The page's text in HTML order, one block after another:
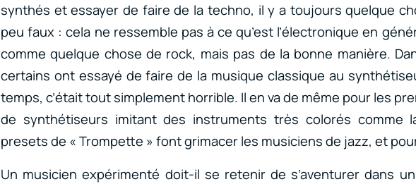
synthés et essayer de faire de la techno, il y a toujours quelque
peu faux : cela ne ressemble pas à ce qu’est l’électronique en
comme quelque chose de rock, mais pas de la bonne manière.
certains ont essayé de faire de la musique classique au
temps, c’était tout simplement horrible. Il en va de même pour les
de synthétiseurs imitant des instruments très colorés comme
presets de « Trompette » font grimacer les musiciens de jazz, et
Un musicien expérimenté doit-il se retenir de s’aventurer dans